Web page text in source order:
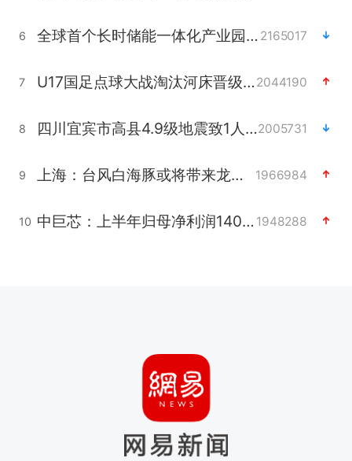
6 全球首个长时储能一体化产业园量产 2165017
7 U17国足点球大战淘汰河床晋级决赛2044190
8 四川宜宾市高县4.9级地震致1人死亡2005731
9 上海：台风白海豚或将带来龙卷风 1966984
10 中巨芯：上半年归母净利润1405.77万元 1948288